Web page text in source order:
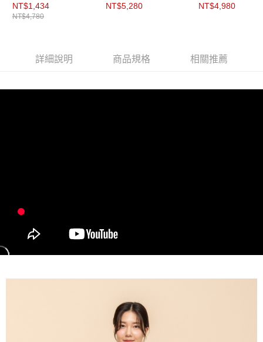
NT$1,434
NT$4,780
NT$5,280
NT$4,980
詳細說明 商品規格 相關推薦